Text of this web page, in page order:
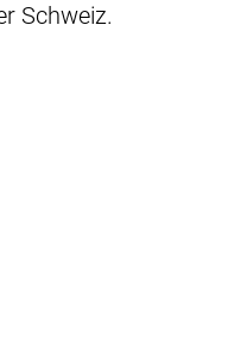
Schweiz.